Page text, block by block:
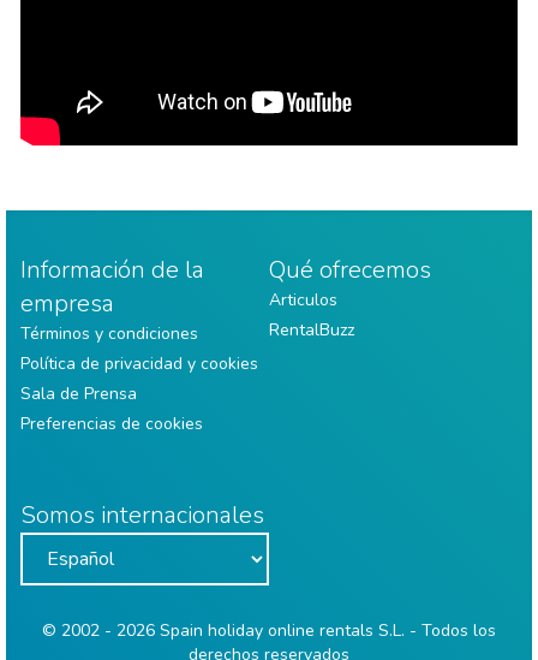
Información de la
empresa
Términos y condiciones
Política de privacidad y cookies
Sala de Prensa
Preferencias de cookies
Qué ofrecemos
Articulos
RentalBuzz
Somos internacionales
© 2002 - 2026 Spain holiday online rentals S.L. - Todos los
derechos reservados